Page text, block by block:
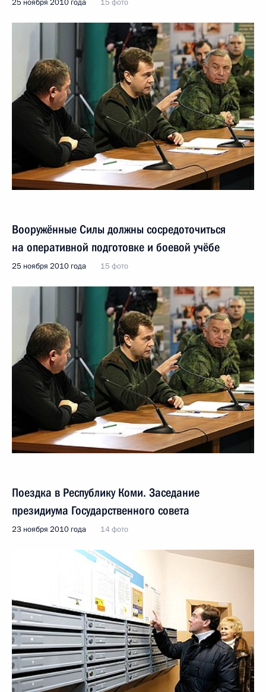
25 ноября 2010 года 15 фото
Вооружённые Силы должны сосредоточиться
на оперативной подготовке и боевой учёбе
25 ноября 2010 года 15 фото
Поездка в Республику Коми. Заседание
президиума Государственного совета
23 ноября 2010 года 14 фото